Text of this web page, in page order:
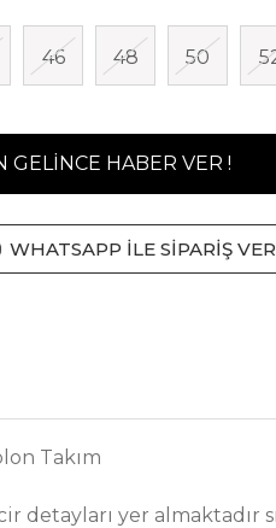
46 48 50
GELİNCE HABER VER !
WHATSAPP İLE SİPARİŞ VER
Takım
detayları yer almaktadır